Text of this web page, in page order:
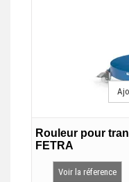
Rouleur pour
FETRA
Voir la réference